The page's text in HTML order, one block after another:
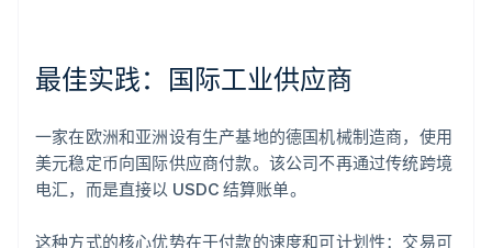
最佳实践：国际工业供应商
一家在欧洲和亚洲设有生产基地的德国机械制造商，使用
美元稳定币向国际供应商付款。该公司不再通过传统跨境
电汇，而是直接以 USDC 结算账单。
这种方式的核心优势在于付款的速度和可计划性：交易可